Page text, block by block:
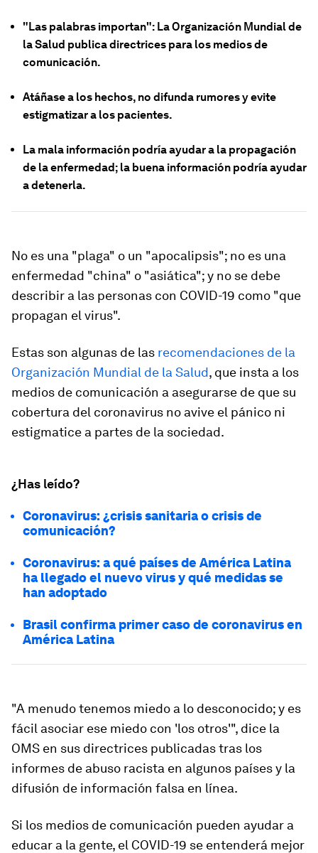
"Las palabras importan": La Organización Mundial de
la Salud publica directrices para los medios de
comunicación.
Atáñase a los hechos, no difunda rumores y evite
estigmatizar a los pacientes.
La mala información podría ayudar a la propagación
de la enfermedad; la buena información podría ayudar
a detenerla.
No es una "plaga" o un "apocalipsis"; no es una
enfermedad "china" o "asiática"; y no se debe
describir a las personas con COVID-19 como "que
propagan el virus".
Estas son algunas de las recomendaciones de la
Organización Mundial de la Salud, que insta a los
medios de comunicación a asegurarse de que su
cobertura del coronavirus no avive el pánico ni
estigmatice a partes de la sociedad.
¿Has leído?
Coronavirus: ¿crisis sanitaria o crisis de
comunicación?
Coronavirus: a qué países de América Latina
ha llegado el nuevo virus y qué medidas se
han adoptado
Brasil confirma primer caso de coronavirus en
América Latina
"A menudo tenemos miedo a lo desconocido; y es
fácil asociar ese miedo con 'los otros'", dice la
OMS en sus directrices publicadas tras los
informes de abuso racista en algunos países y la
difusión de información falsa en línea.
Si los medios de comunicación pueden ayudar a
educar a la gente, el COVID-19 se entenderá mejor